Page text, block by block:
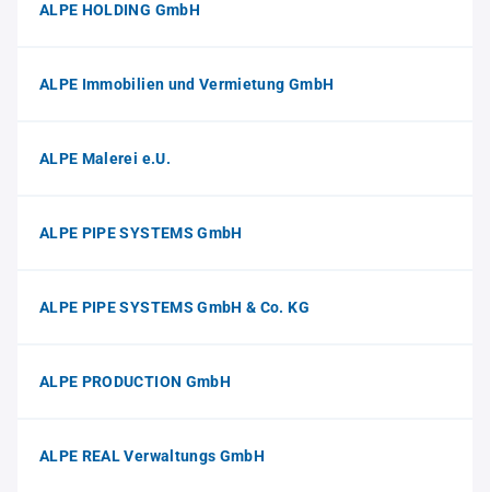
ALPE HOLDING GmbH
ALPE Immobilien und Vermietung GmbH
ALPE Malerei e.U.
ALPE PIPE SYSTEMS GmbH
ALPE PIPE SYSTEMS GmbH & Co. KG
ALPE PRODUCTION GmbH
ALPE REAL Verwaltungs GmbH